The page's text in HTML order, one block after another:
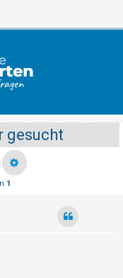
gesucht
1